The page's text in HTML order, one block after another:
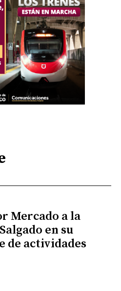
Mercado a la
en su
de actividades